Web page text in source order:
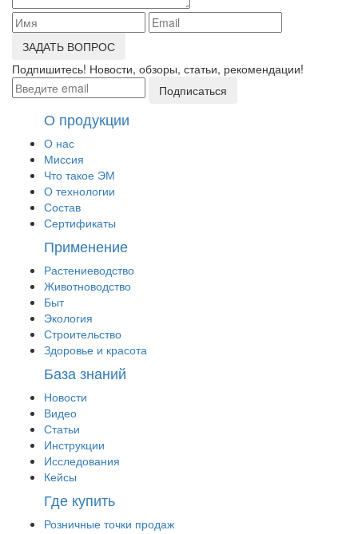
ЗАДАТЬ ВОПРОС
Подпишитесь! Новости, обзоры, статьи, рекомендации!
Подписаться
О продукции
О нас
Миссия
Что такое ЭМ
О технологии
Состав
Сертификаты
Применение
Растениеводство
Животноводство
Быт
Экология
Строительство
Здоровье и красота
База знаний
Новости
Видео
Статьи
Инструкции
Исследования
Кейсы
Где купить
Розничные точки продаж